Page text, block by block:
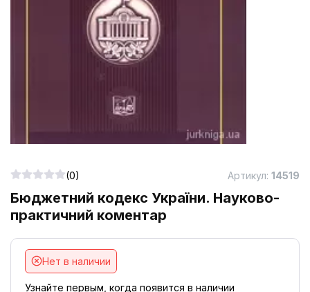
Бюджетний кодекс України. Науково-
практичний коментар
(0) Артикул: 14519
Нет в наличии
Узнайте первым, когда появится в наличии